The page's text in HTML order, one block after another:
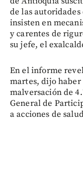
de las
insisten en
y carentes de
su jefe, el
En el informe
martes, dijo haber
malversación de
General de
a acciones de